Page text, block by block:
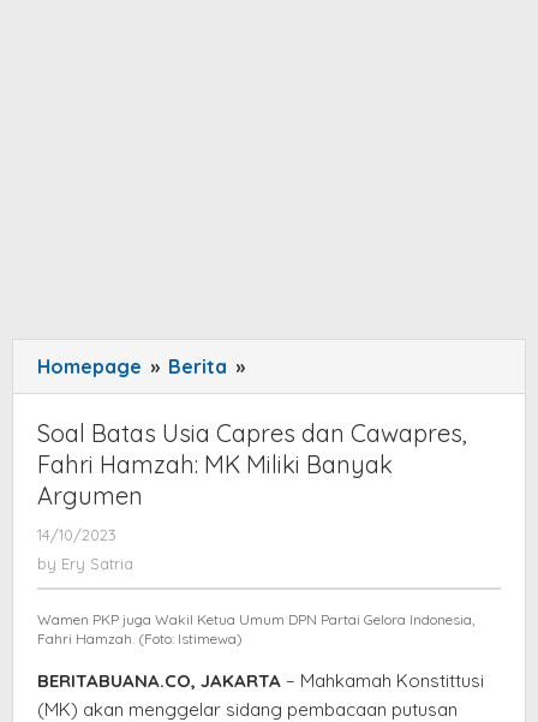
Homepage » Berita »
Batas
Usia
Capres
MK
Miliki
Argumen
Soal Batas Usia Capres dan Cawapres,
Fahri Hamzah: MK Miliki Banyak
Argumen
14/10/2023
Ery
by Ery Satria
Wamen PKP juga Wakil Ketua Umum DPN Partai Gelora Indonesia,
Fahri Hamzah. (Foto: Istimewa)
BERITABUANA.CO, JAKARTA – Mahkamah Konstittusi
(MK) akan menggelar sidang pembacaan putusan